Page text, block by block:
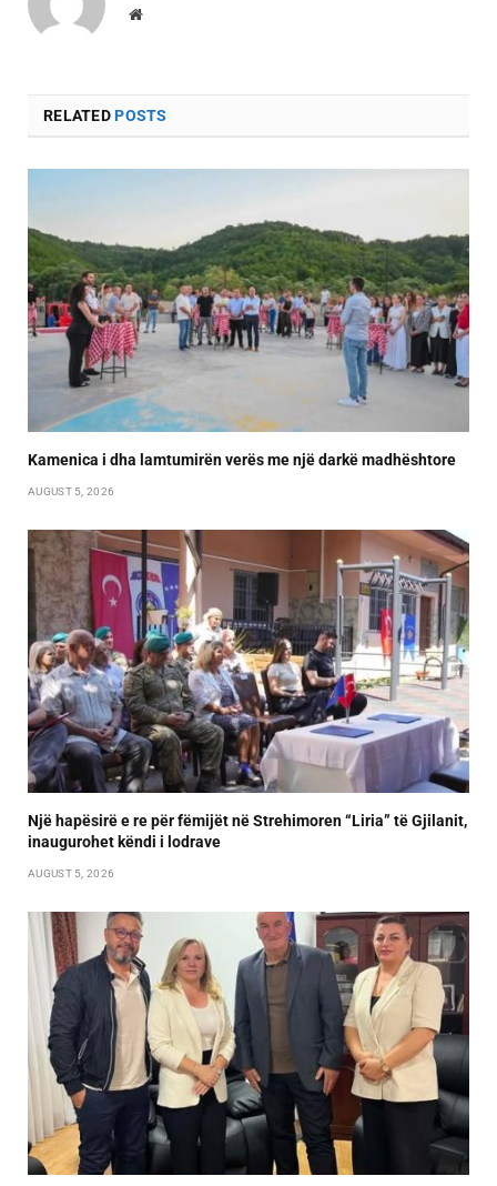
Website
RELATEDPOSTS
Kamenica i dha lamtumirën verës me një darkë madhështore
AUGUST 5, 2026
Një hapësirë e re për fëmijët në Strehimoren “Liria” të Gjilanit,
inaugurohet këndi i lodrave
AUGUST 5, 2026